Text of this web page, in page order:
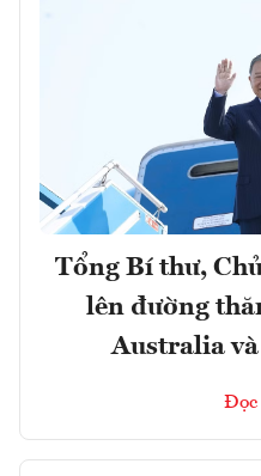
Tổng Bí thư,
lên đường
Australia
Đọc